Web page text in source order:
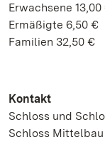
Erwachsene 13,00
Ermäßigte 6,50 €
Familien 32,50 €
Kontakt
Schloss und
Schloss Mittelbau